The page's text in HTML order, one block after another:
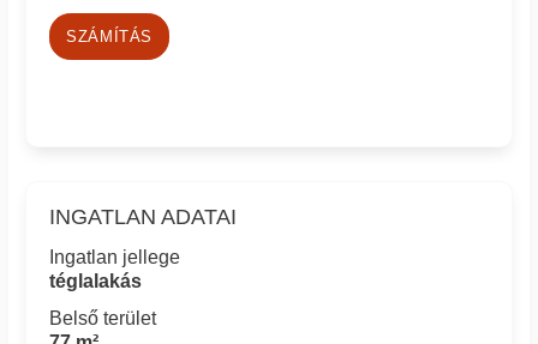
SZÁMÍTÁS
INGATLAN ADATAI
Ingatlan jellege
téglalakás
Belső terület